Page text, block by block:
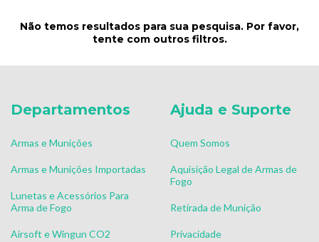
Não temos resultados para sua pesquisa. Por favor,
tente com outros filtros.
Departamentos
Armas e Munições
Armas e Munições Importadas
Lunetas e Acessórios Para
Arma de Fogo
Airsoft e Wingun CO2
Ajuda e Suporte
Quem Somos
Aquisição Legal de Armas de
Fogo
Retirada de Munição
Privacidade